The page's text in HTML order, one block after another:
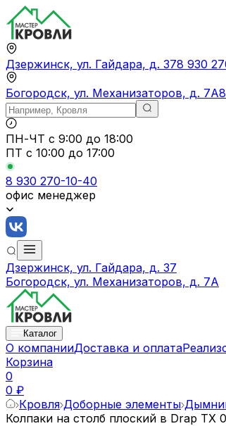
Дзержинск, ул. Гайдара, д. 378 930
Богородск, ул. Механизаторов, д. 7А
ПН-ЧТ с 9:00 до 18:00
ПТ с 10:00 до 17:00
8 930 270-10-40
офис менеджер
Дзержинск, ул. Гайдара, д. 37
Богородск, ул. Механизаторов, д. 7А
Каталог
О компанииДоставка и оплата
Корзина
0
0 ₽
Кровля Доборные элементы
Колпаки на столб плоский в Drap TX